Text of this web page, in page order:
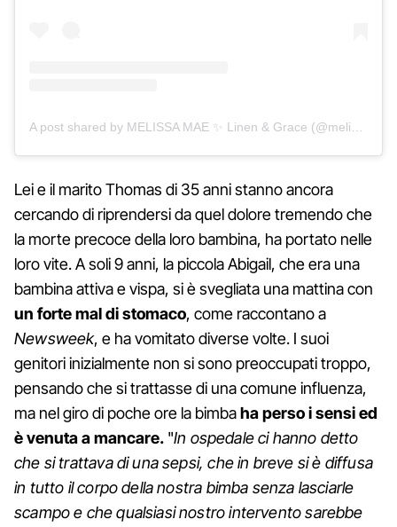
Lei e il marito Thomas di 35 anni stanno ancora
cercando di riprendersi da quel dolore tremendo che
la morte precoce della loro bambina, ha portato nelle
loro vite. A soli 9 anni, la piccola Abigail, che era una
bambina attiva e vispa, si è svegliata una mattina con
un forte mal di stomaco, come raccontano a
Newsweek, e ha vomitato diverse volte. I suoi
genitori inizialmente non si sono preoccupati troppo,
pensando che si trattasse di una comune influenza,
ma nel giro di poche ore la bimbaha perso i sensi ed
è venuta a mancare. "In ospedale ci hanno detto
che si trattava di una sepsi, che in breve si è diffusa
in tutto il corpo della nostra bimba senza lasciarle
scampo e che qualsiasi nostro intervento sarebbe